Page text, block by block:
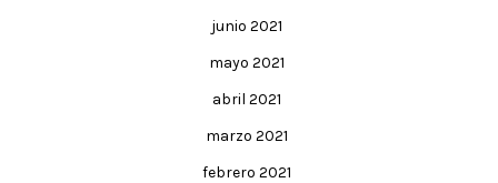
junio 2021
mayo 2021
abril 2021
marzo 2021
febrero 2021